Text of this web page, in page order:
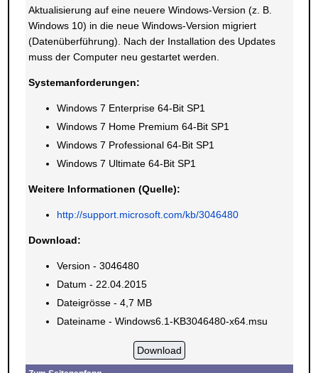
Aktualisierung auf eine neuere Windows-Version (z. B.
Windows 10) in die neue Windows-Version migriert
(Datenüberführung). Nach der Installation des Updates
muss der Computer neu gestartet werden.
Systemanforderungen:
Windows 7 Enterprise 64-Bit SP1
Windows 7 Home Premium 64-Bit SP1
Windows 7 Professional 64-Bit SP1
Windows 7 Ultimate 64-Bit SP1
Weitere Informationen (Quelle):
http://support.microsoft.com/kb/3046480
Download:
Version - 3046480
Datum - 22.04.2015
Dateigrösse - 4,7 MB
Dateiname - Windows6.1-KB3046480-x64.msu